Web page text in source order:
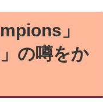
」
の噂をか